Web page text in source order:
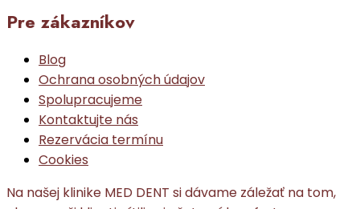
Pre zákazníkov
Blog
Ochrana osobných údajov
Spolupracujeme
Kontaktujte nás
Rezervácia termínu
Cookies
Na našej klinike MED DENT si dávame záležať na tom,